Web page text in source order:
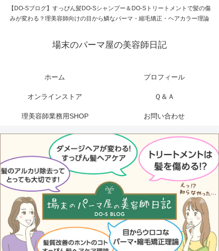
【DO-Sブログ】すっぴん髪DO-Sシャンプー＆DO-Sトリートメントで髪の傷
みが変わる？理美容師向けの目から鱗なパーマ・縮毛矯正・ヘアカラー理論
場末のパーマ屋の美容師日記
ホーム プロフィール
オンラインストア Ｑ＆Ａ
理美容師業務用SHOP お問い合わせ